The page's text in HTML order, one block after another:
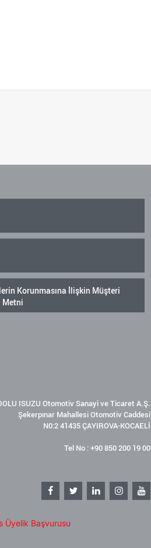
Korunmasına İlişkin Müşteri
Metni
ISUZU Otomotiv Sanayi ve Ticaret A.Ş.
Şekerpınar Mahallesi Otomotiv Caddesi
N0:2 41435 ÇAYIROVA-KOCAELİ
Tel No : +90 850 200 19 00
Üyelik Başvurusu